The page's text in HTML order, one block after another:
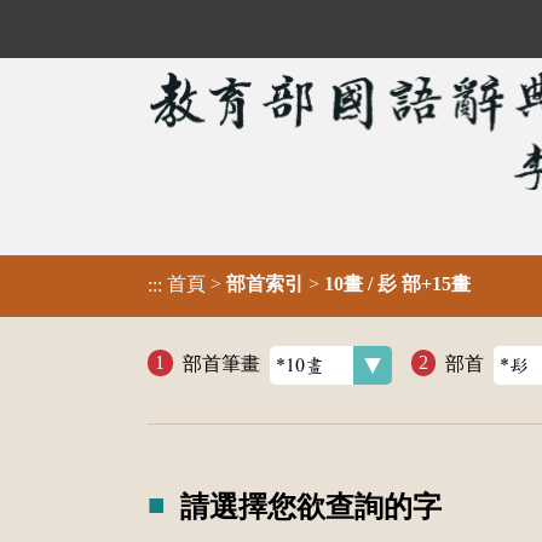
::: 首頁 > 部首索引 > 10畫 / 髟 部+15畫
部首筆畫 部首
請選擇您欲查詢的字